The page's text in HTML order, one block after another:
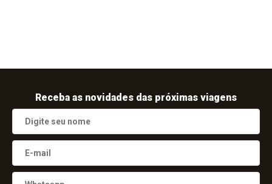
Receba as novidades das próximas viagens